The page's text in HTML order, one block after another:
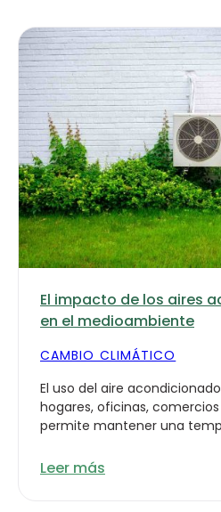
El impacto de los aires
en el medioambiente
CAMBIO CLIMÁTICO
El uso del aire
hogares, oficinas,
permite mantener una
Leer más